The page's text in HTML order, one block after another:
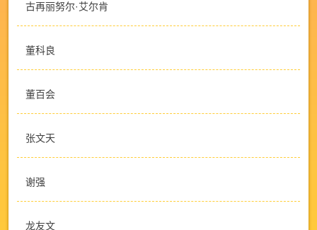
古再丽努尔·艾尔肯
董科良
董百会
张文天
谢强
龙友文